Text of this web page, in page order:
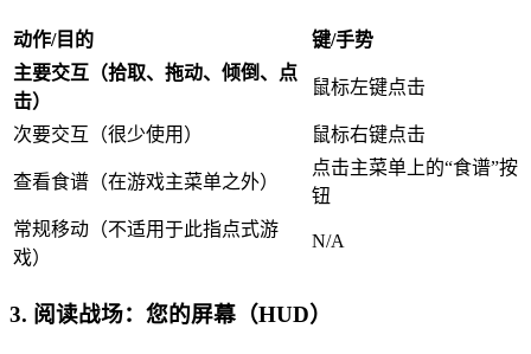
动作/目的
键/手势
主要交互（拾取、拖动、倾倒、点
击）
鼠标左键点击
次要交互（很少使用） 鼠标右键点击
查看食谱（在游戏主菜单之外）
点击主菜单上的“食谱”按
钮
常规移动（不适用于此指点式游
戏）
N/A
3. 阅读战场：您的屏幕（HUD）